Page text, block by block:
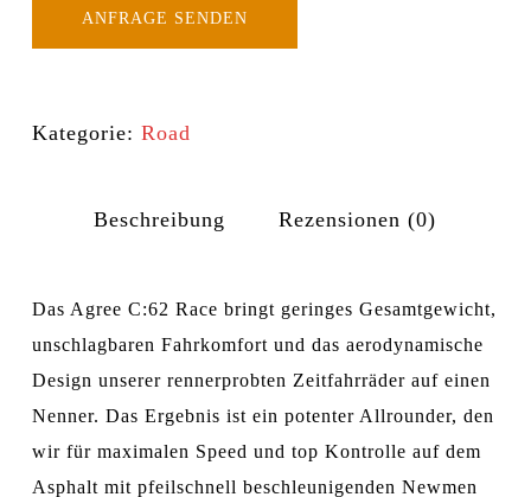
ANFRAGE SENDEN
Kategorie: Road
Beschreibung Rezensionen (0)
Das Agree C:62 Race bringt geringes Gesamtgewicht,
unschlagbaren Fahrkomfort und das aerodynamische
Design unserer rennerprobten Zeitfahrräder auf einen
Nenner. Das Ergebnis ist ein potenter Allrounder, den
wir für maximalen Speed und top Kontrolle auf dem
Asphalt mit pfeilschnell beschleunigenden Newmen